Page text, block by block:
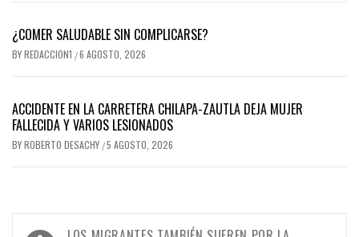
¿COMER SALUDABLE SIN COMPLICARSE?
BYREDACCION1 /6 AGOSTO, 2026
ACCIDENTE EN LA CARRETERA CHILAPA-ZAUTLA DEJA MUJER
FALLECIDA Y VARIOS LESIONADOS
BYROBERTO DESACHY /5 AGOSTO, 2026